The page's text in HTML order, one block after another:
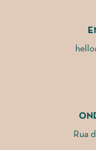
Rua